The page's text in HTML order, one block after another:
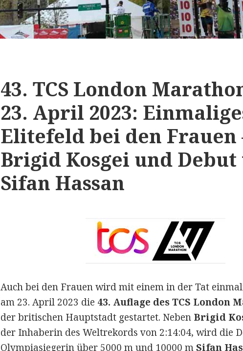
43. TCS London
23. April 2023:
Elitefeld bei den Frauen
Brigid Kosgei und Debut
Sifan Hassan
Auch bei den Frauen wird mit einem in der Tat
am 23. April 2023 die 43. Auflage des TCS London
der britischen Hauptstadt gestartet. Neben Brigid
der Inhaberin des Weltrekords von 2:14:04, wird die
Olympiasiegerin über 5000 m und 10000 mSifan